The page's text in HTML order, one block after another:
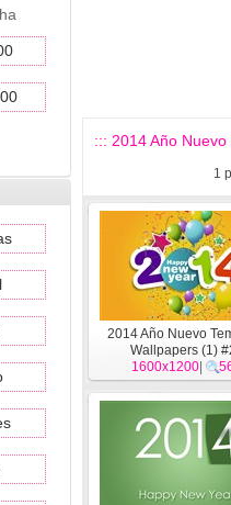
::: 2014 Año
1
2014 Año Nuevo
Wallpapers (1)
1600x1200